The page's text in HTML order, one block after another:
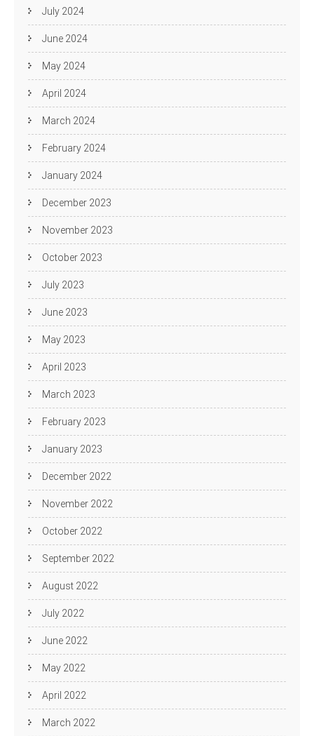
July 2024
June 2024
May 2024
April 2024
March 2024
February 2024
January 2024
December 2023
November 2023
October 2023
July 2023
June 2023
May 2023
April 2023
March 2023
February 2023
January 2023
December 2022
November 2022
October 2022
September 2022
August 2022
July 2022
June 2022
May 2022
April 2022
March 2022